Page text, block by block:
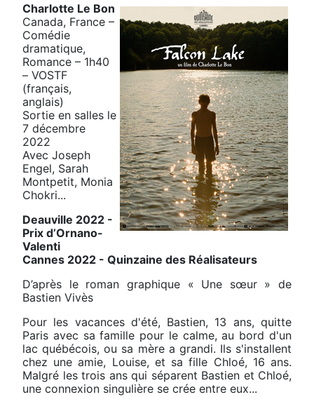
Charlotte Le Bon
Canada, France –
Comédie
dramatique,
Romance – 1h40
– VOSTF
(français,
anglais)
Sortie en salles le
7 décembre
2022
Avec Joseph
Engel, Sarah
Montpetit, Monia
Chokri...
Deauville 2022 -
Prix d’Ornano-
Valenti
Cannes 2022 - Quinzaine des Réalisateurs
D’après le roman graphique « Une sœur » de
Bastien Vivès
Pour les vacances d'été, Bastien, 13 ans, quitte
Paris avec sa famille pour le calme, au bord d'un
lac québécois, ou sa mère a grandi. Ils s'installent
chez une amie, Louise, et sa fille Chloé, 16 ans.
Malgré les trois ans qui séparent Bastien et Chloé,
une connexion singulière se crée entre eux...